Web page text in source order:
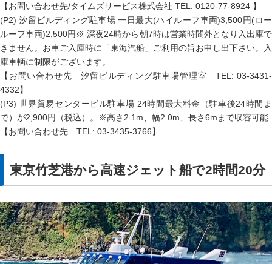
【お問い合わせ先/タイムズサービス株式会社 TEL: 0120-77-8924 】
(P2) 汐留ビルディング駐車場 一日最大(ハイルーフ車両)3,500円(ロー
ルーフ車両)2,500円※ 深夜24時から朝7時は営業時間外となり入出庫で
きません。お車ご入庫時に「東海汽船」ご利用の旨お申し出下さい。入
庫車輌に制限がございます。
【お問い合わせ先 汐留ビルディング駐車場管理室 TEL: 03-3431-
4332】
(P3) 世界貿易センタービル駐車場 24時間最大料金（駐車後24時間ま
で）が2,900円（税込）。※高さ2.1m、幅2.0m、長さ6mまで収容可能
【お問い合わせ先 TEL: 03-3435-3766】
東京竹芝港から高速ジェット船で2時間20分